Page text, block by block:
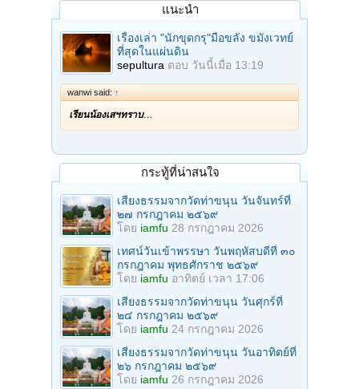
แนะนำ
เรื่องเล่า "นักขุดกรุ"มือขลัง ขมังเวทย์
ที่สุดในแผ่นดิน
sepultura ตอบ วันนี้เมื่อ 13:19
wanwi said: ↑
เรียนน้องเสฯทราบ…
กระทู้ที่น่าสนใจ
เสียงธรรมจากวัดท่าขนุน วันจันทร์ที่
๒๗ กรกฎาคม ๒๕๖๙
โดย iamfu 28 กรกฎาคม 2026
เทศน์วันเข้าพรรษา วันพฤหัสบดีที่ ๓๐
กรกฎาคม พุทธศักราช ๒๕๖๙
โดย iamfu อาทิตย์ เวลา 17:06
เสียงธรรมจากวัดท่าขนุน วันศุกร์ที่
๒๔ กรกฎาคม ๒๕๖๙
โดย iamfu 24 กรกฎาคม 2026
เสียงธรรมจากวัดท่าขนุน วันอาทิตย์ที่
๒๖ กรกฎาคม ๒๕๖๙
โดย iamfu 26 กรกฎาคม 2026